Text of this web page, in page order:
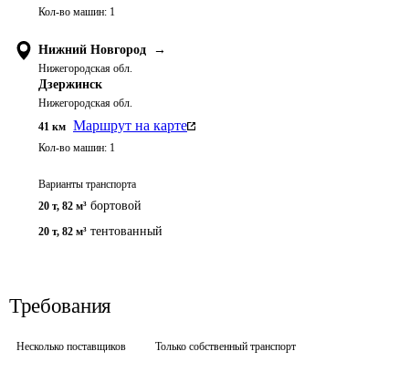
Кол-во машин: 1
Нижний Новгород →
Нижегородская обл.
Дзержинск
Нижегородская обл.
41 км Маршрут на карте
Кол-во машин: 1
Варианты транспорта
20 т, 82 м³ бортовой
20 т, 82 м³ тентованный
Требования
Несколько поставщиков Только собственный транспорт